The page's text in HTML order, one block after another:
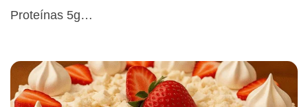
Proteínas 5g…